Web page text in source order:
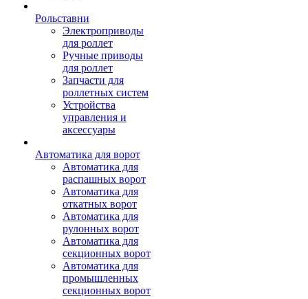
Рольставни
Электроприводы
для роллет
Ручные приводы
для роллет
Запчасти для
роллетных систем
Устройства
управления и
аксессуары
Автоматика для ворот
Автоматика для
распашных ворот
Автоматика для
откатных ворот
Автоматика для
рулонных ворот
Автоматика для
секционных ворот
Автоматика для
промышленных
секционных ворот